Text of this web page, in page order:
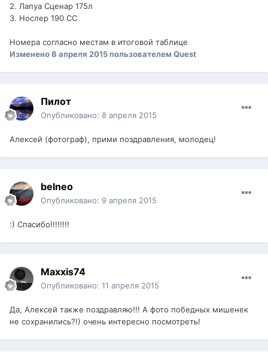
2. Лапуа Сценар 175л
3. Нослер 190 CC
Номера согласно местам в итоговой таблице
Изменено8 апреля 2015пользователем Quest
Пилот
Опубликовано: 8 апреля 2015
Алексей (фотограф), прими поздравления, молодец!
belneo
Опубликовано: 9 апреля 2015
:) Спасибо!!!!!!!!
Maxxis74
Опубликовано: 11 апреля 2015
Да, Алексей также поздравляю!!! А фото победных мишенек
не сохранились?!) очень интересно посмотреть!